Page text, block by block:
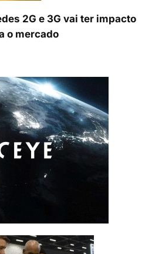
2G e 3G vai ter impacto
o mercado